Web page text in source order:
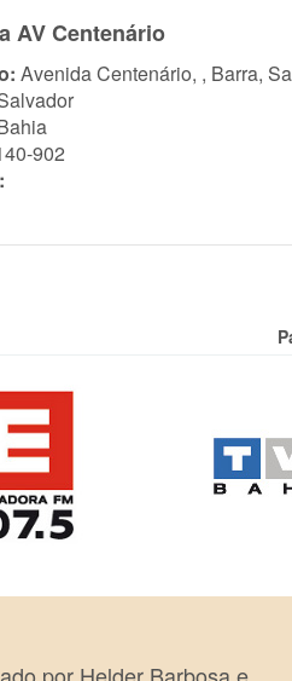
AV Centenário
Avenida Centenário, , Barra,
902